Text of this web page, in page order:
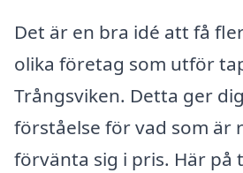
Det är en bra idé att få
olika företag som utför
Trångsviken. Detta ger
förståelse för vad som är
förvänta sig i pris. Här på